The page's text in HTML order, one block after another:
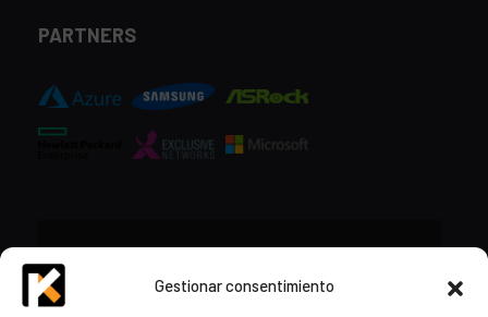
Gestionar consentimiento
PARTNERS